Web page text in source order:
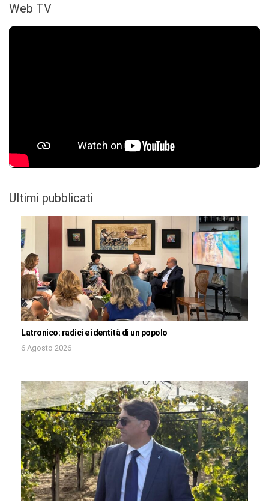
Web TV
Ultimi pubblicati
Latronico: radici e identità di un popolo
6 Agosto 2026